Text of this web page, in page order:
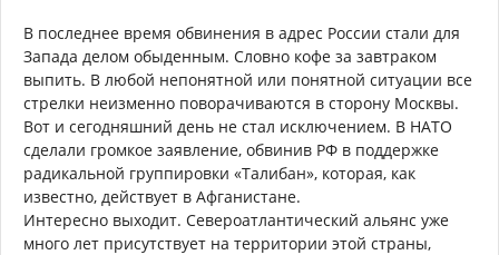
В последнее время обвинения в адрес России стали для
Запада делом обыденным. Словно кофе за завтраком
выпить. В любой непонятной или понятной ситуации все
стрелки неизменно поворачиваются в сторону Москвы.
Вот и сегодняшний день не стал исключением. В НАТО
сделали громкое заявление, обвинив РФ в поддержке
радикальной группировки «Талибан», которая, как
известно, действует в Афганистане.
Интересно выходит. Североатлантический альянс уже
много лет присутствует на территории этой страны,